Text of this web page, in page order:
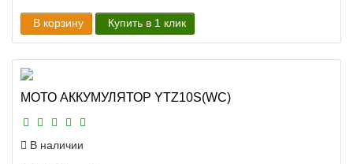
В корзину Купить в 1 клик
МОТО АККУМУЛЯТОР YTZ10S(WC)
В наличии